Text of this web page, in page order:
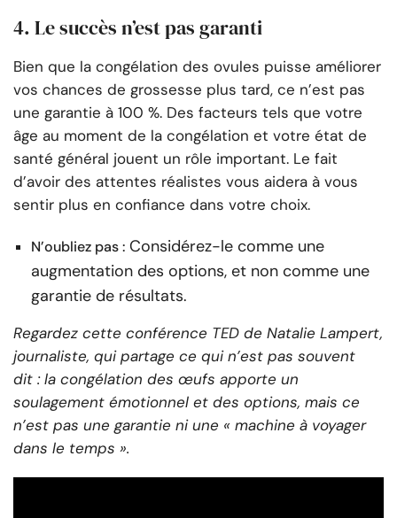
4. Le succès n’est pas garanti
Bien que la congélation des ovules puisse améliorer
vos chances de grossesse plus tard, ce n’est pas
une garantie à 100 %. Des facteurs tels que votre
âge au moment de la congélation et votre état de
santé général jouent un rôle important. Le fait
d’avoir des attentes réalistes vous aidera à vous
sentir plus en confiance dans votre choix.
N’oubliez pas : Considérez-le comme une
augmentation des options, et non comme une
garantie de résultats.
Regardez cette conférence TED de Natalie Lampert,
journaliste, qui partage ce qui n’est pas souvent
dit : la congélation des œufs apporte un
soulagement émotionnel et des options, mais ce
n’est pas une garantie ni une « machine à voyager
dans le temps ».